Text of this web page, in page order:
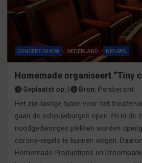
CONCERT/SHOW NEDERLAND NIEUWS
Homemade organiseert “Tiny
Geplaatst op: Bron: Persbericht
Het zijn lastige tijden voor het
gaan de schouwburgen open. En in de
noodgedwongen plekken worden
corona-regels te kunnen volgen.
Homemade Productions en